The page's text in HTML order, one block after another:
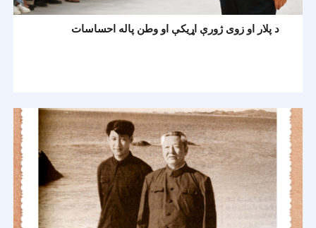
د پلار او زوی ژورې اړیکې او وطن پاله احساسات